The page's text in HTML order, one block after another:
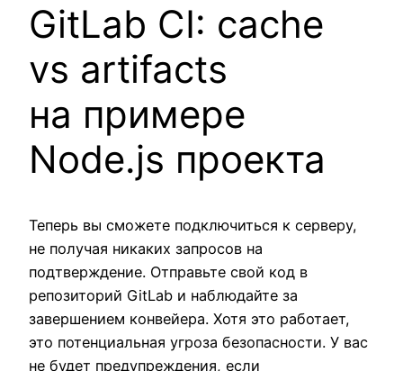
GitLab CI: cache
vs artifacts
на примере
Node.js проекта
Теперь вы сможете подключиться к серверу,
не получая никаких запросов на
подтверждение. Отправьте свой код в
репозиторий GitLab и наблюдайте за
завершением конвейера. Хотя это работает,
это потенциальная угроза безопасности. У вас
не будет предупреждения, если